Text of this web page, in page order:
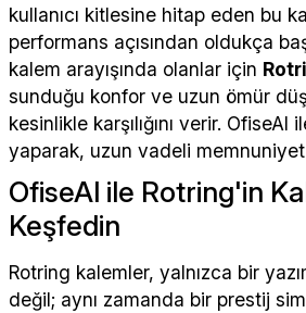
kullanıcı kitlesine hitap eden bu
performans açısından oldukça
kalem arayışında olanlar için
sunduğu konfor ve uzun ömür
kesinlikle karşılığını verir. OfiseAl
yaparak, uzun vadeli
OfiseAl ile Rotring'in
Keşfedin
Rotring kalemler, yalnızca bir
değil; aynı zamanda bir prestij